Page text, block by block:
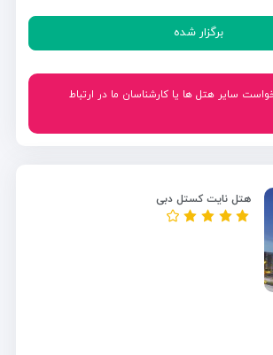
برگزار شده
سایر هتل ها یا کارشناسان ما در ارتباط
هتل نایت کستل دبی